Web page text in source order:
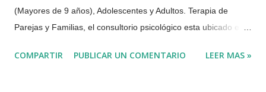
(Mayores de 9 años), Adolescentes y Adultos. Terapia de
Parejas y Familias, el consultorio psicológico esta ubicado en
especialistas en ansiedad, estrés, manejo de impulsos, control
COMPARTIR PUBLICAR UN COMENTARIO LEER MAS »